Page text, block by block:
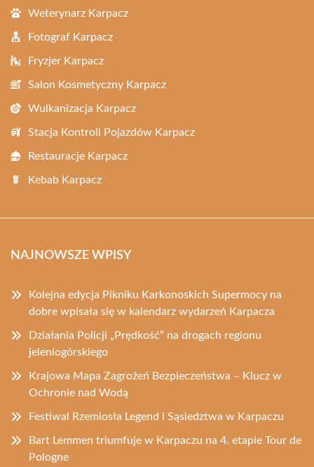
Weterynarz Karpacz
Fotograf Karpacz
Fryzjer Karpacz
Salon Kosmetyczny Karpacz
Wulkanizacja Karpacz
Stacja Kontroli Pojazdów Karpacz
Restauracje Karpacz
Kebab Karpacz
NAJNOWSZE WPISY
Kolejna edycja Pikniku Karkonoskich Supermocy na
dobre wpisała się w kalendarz wydarzeń Karpacza
Działania Policji „Prędkość” na drogach regionu
jeleniogórskiego
Krajowa Mapa Zagrożeń Bezpieczeństwa – Klucz w
Ochronie nad Wodą
Festiwal Rzemiosła Legend i Sąsiedztwa w Karpaczu
Bart Lemmen triumfuje w Karpaczu na 4. etapie Tour de
Pologne